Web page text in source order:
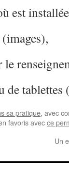
est
tablettes
sa pratique, avec
favoris avecce
Un